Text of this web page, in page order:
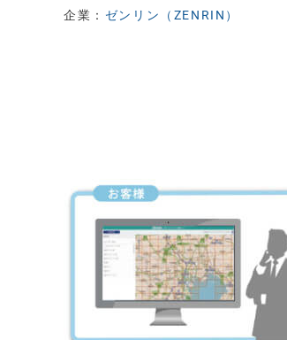
企業： ゼンリン（ZENRIN）